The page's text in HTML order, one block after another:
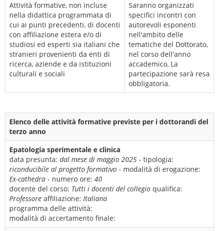
Attività formative, non incluse
nella didattica programmata di
cui ai punti precedenti, di docenti
con affiliazione estera e/o di
studiosi ed esperti sia italiani che
stranieri provenienti da enti di
ricerca, aziende e da istituzioni
culturali e sociali
Saranno organizzati
specifici incontri con
autorevoli esponenti
nell'ambito delle
tematiche del Dottorato,
nel corso dell'anno
accademico, La
partecipazione sarà resa
obbligatoria.
Elenco delle attività formative previste per i dottorandi del
terzo anno
Epatologia sperimentale e clinica
data presunta: dal mese di maggio 2025 - tipologia:
riconducibile al progetto formativo - modalità di erogazione:
Ex-cathedra - numero ore: 40
docente del corso: Tutti i docenti del collegio qualifica:
Professore affiliazione: Italiana
programma delle attività:
modalità di accertamento finale: